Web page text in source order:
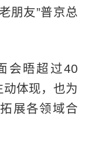
朋友”普京总
会晤超过40
体现，也为
展各领域合